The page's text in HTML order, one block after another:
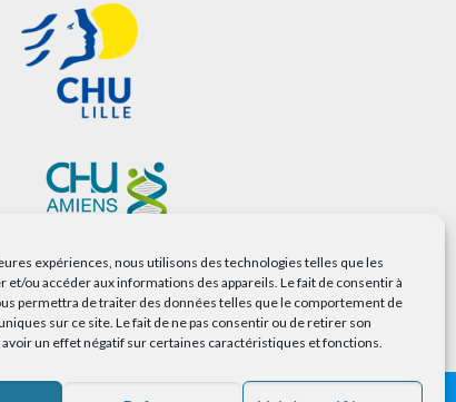
expériences, nous utilisons des technologies telles que les
et/ou accéder aux informations des appareils. Le fait de consentir à
permettra de traiter des données telles que le comportement de
sur ce site. Le fait de ne pas consentir ou de retirer son
un effet négatif sur certaines caractéristiques et fonctions.